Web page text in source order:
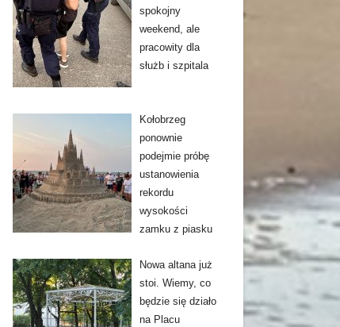
spokojny
weekend, ale
pracowity dla
służb i szpitala
Kołobrzeg
ponownie
podejmie próbę
ustanowienia
rekordu
wysokości
zamku z piasku
Nowa altana już
stoi. Wiemy, co
będzie się działo
na Placu